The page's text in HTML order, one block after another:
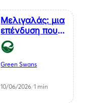
Μελιγαλάς: μια
επένδυση που
μετατρέπει ένα
χρόνιο
πρόβλημα της
Μεσσηνίας σε
ενέργεια
Green Swans
10/06/2026/1 min